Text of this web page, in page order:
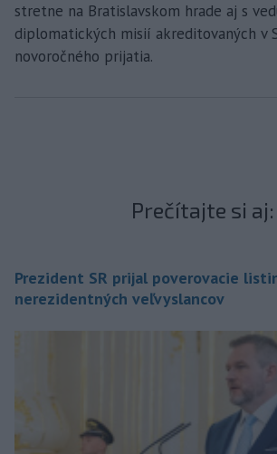
stretne na Bratislavskom hrade aj s
diplomatických misií akreditovaných v
novoročného prijatia.
Prečítajte si aj:
Prezident SR prijal poverovacie
nerezidentných veľvyslancov